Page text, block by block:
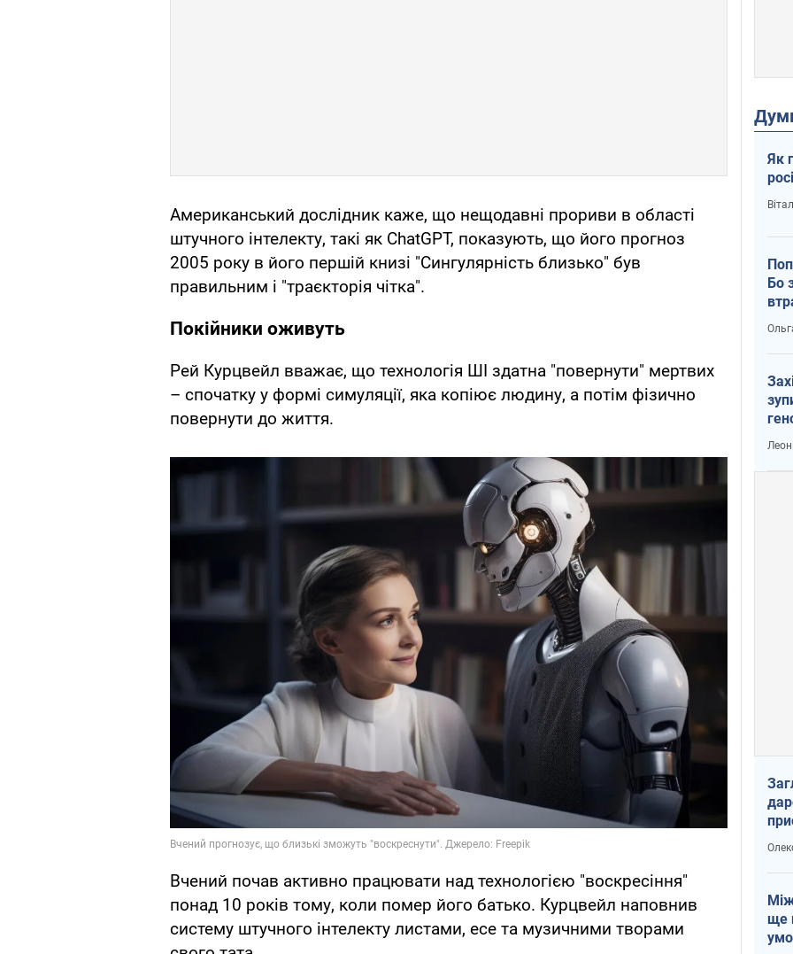
Американський дослідник каже, що нещодавні прориви в області
штучного інтелекту, такі як ChatGPT, показують, що його прогноз
2005 року в його першій книзі "Сингулярність близько" був
правильним і "траєкторія чітка".
Покійники оживуть
Рей Курцвейл вважає, що технологія ШІ здатна "повернути" мертвих
– спочатку у формі симуляції, яка копіює людину, а потім фізично
повернути до життя.
Вчений почав активно працювати над технологією "воскресіння"
понад 10 років тому, коли помер його батько. Курцвейл наповнив
систему штучного інтелекту листами, есе та музичними творами
Як
Бо
ще